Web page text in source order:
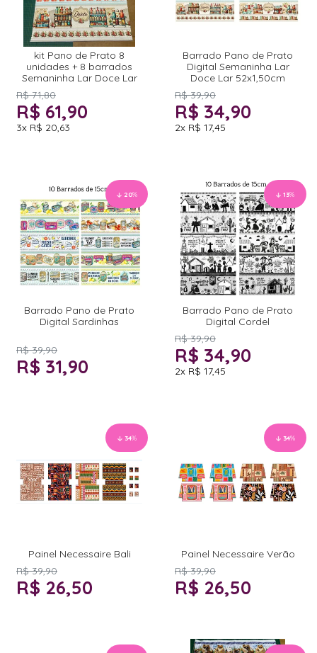
kit Pano de Prato 8
unidades + 8 barrados
Semaninha Lar Doce Lar
R$ 71,80
R$ 61,90
3x R$ 20,63
Barrado Pano de Prato
Digital Semaninha Lar
Doce Lar 52x1,50cm
R$ 39,90
R$ 34,90
2x R$ 17,45
20%
Barrado Pano de Prato
Digital Sardinhas
R$ 39,90
R$ 31,90
13%
Barrado Pano de Prato
Digital Cordel
R$ 39,90
R$ 34,90
2x R$ 17,45
34%
Painel Necessaire Bali
R$ 39,90
R$ 26,50
34%
Painel Necessaire Verão
R$ 39,90
R$ 26,50